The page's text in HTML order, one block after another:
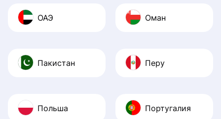
ОАЭ Оман
Пакистан Перу
Польша Португалия